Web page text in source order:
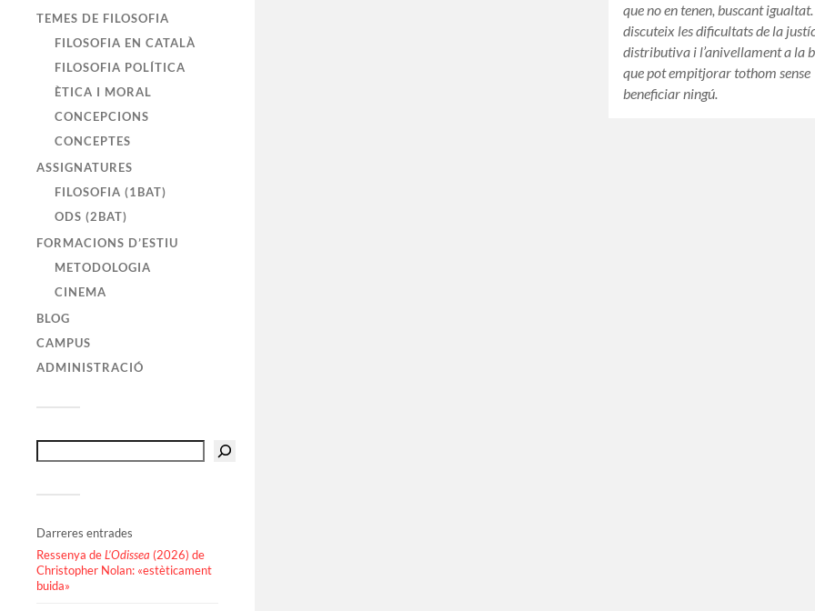
TEMES DE FILOSOFIA
FILOSOFIA EN CATALÀ
FILOSOFIA POLÍTICA
ÈTICA I MORAL
CONCEPCIONS
CONCEPTES
ASSIGNATURES
FILOSOFIA (1BAT)
ODS (2BAT)
FORMACIONS D’ESTIU
METODOLOGIA
CINEMA
BLOG
CAMPUS
ADMINISTRACIÓ
Darreres entrades
Ressenya deL’Odissea (2026) de
Christopher Nolan: «estèticament
buida»
que no en tenen, buscant
discuteix les dificultats de la
distributiva i l’anivellament a la
que pot empitjorar tothom sense
beneficiar ningú.